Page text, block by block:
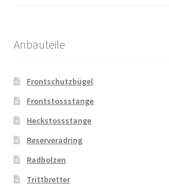
Anbauteile
Frontschutzbügel
Frontstossstange
Heckstossstange
Reserveradring
Radbolzen
Trittbretter